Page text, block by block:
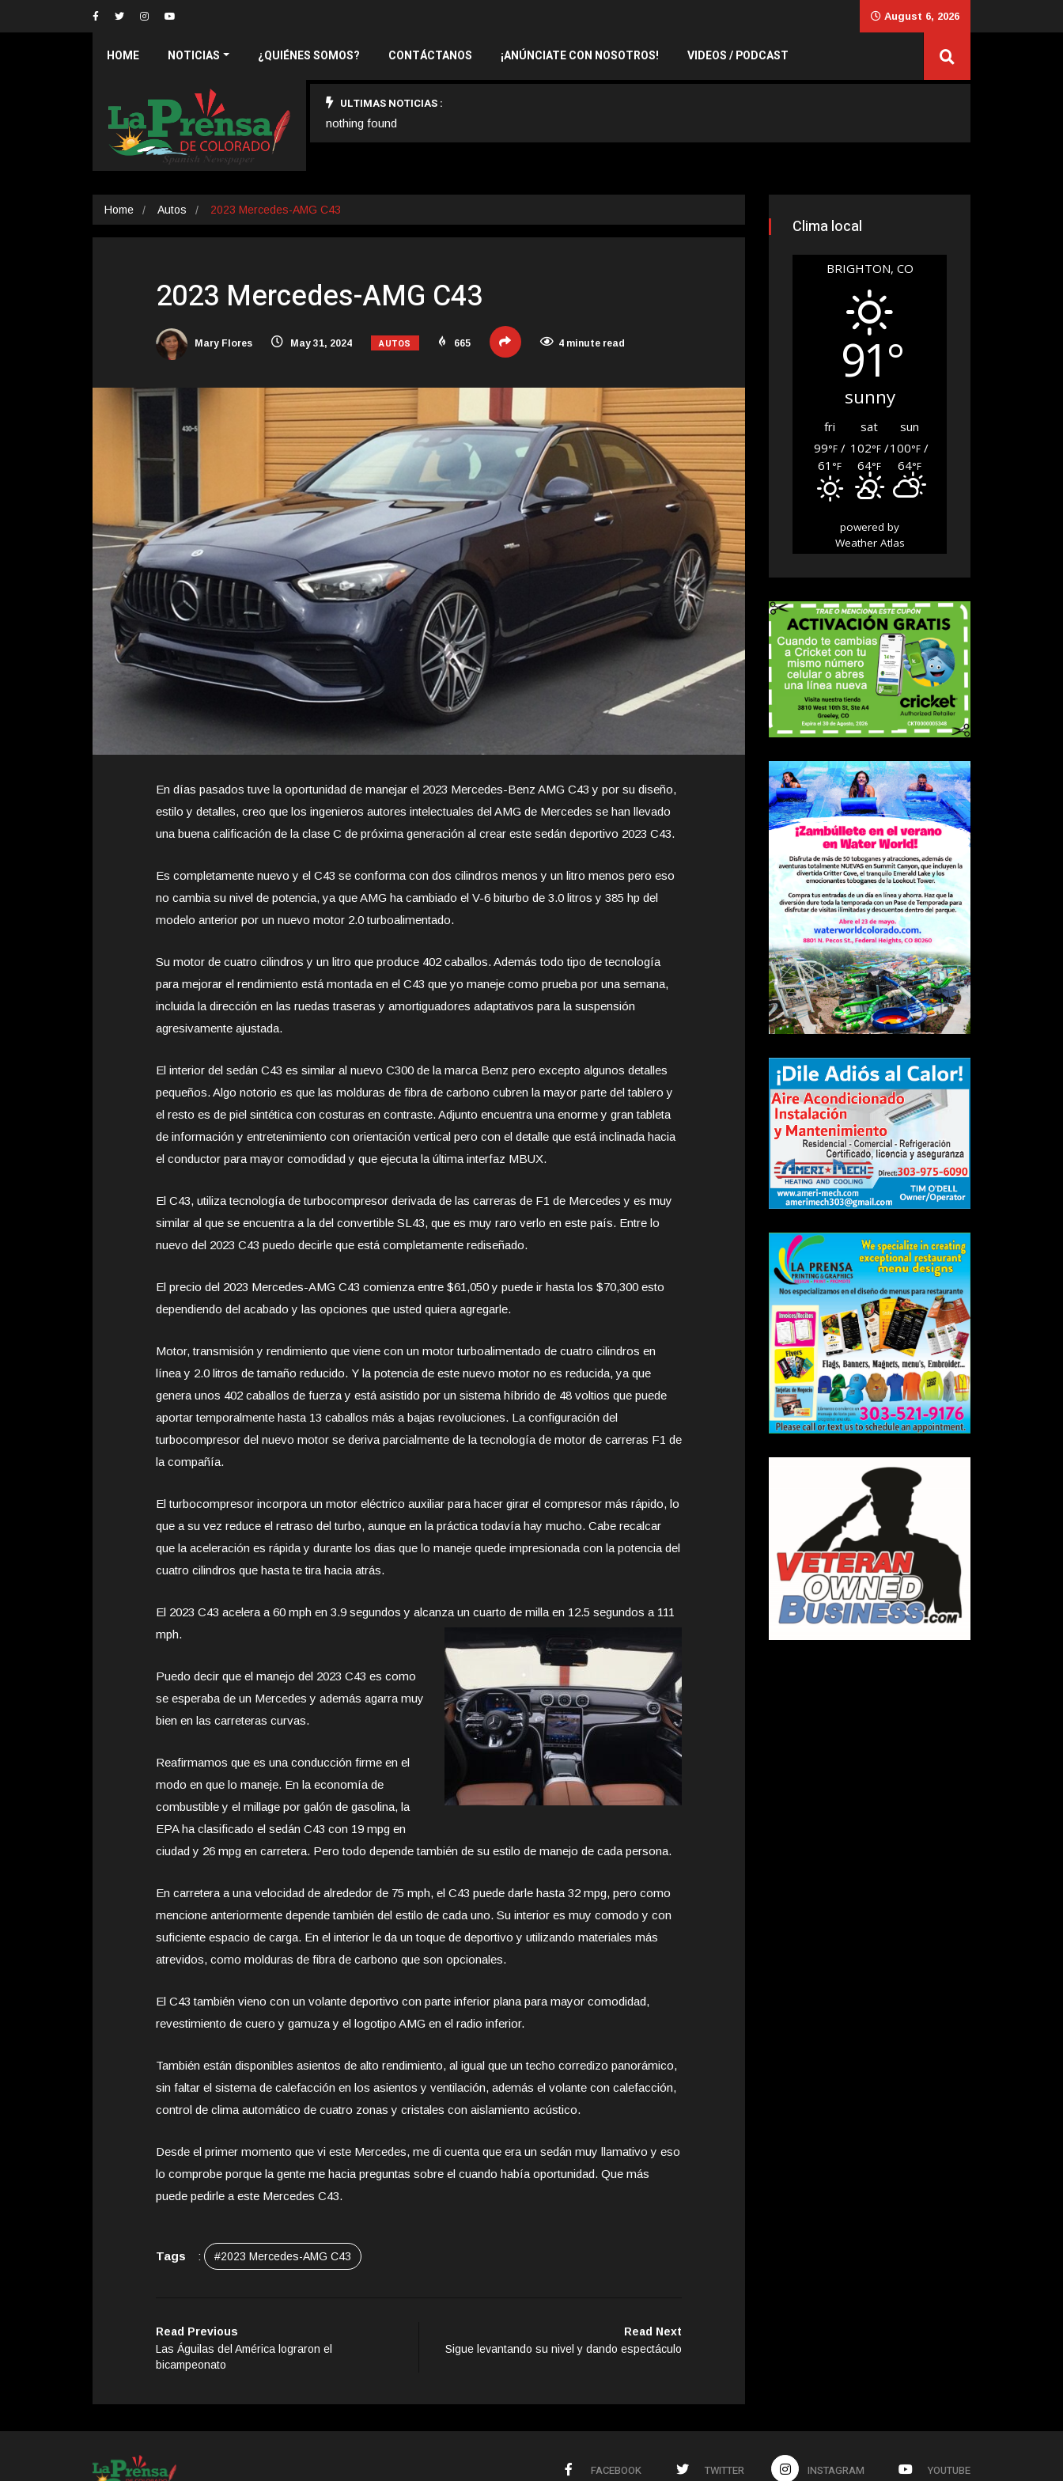
August 6, 2026
HOME NOTICIAS ¿QUIÉNES SOMOS? CONTÁCTANOS ¡ANÚNCIATE CON NOSOTROS! VIDEOS / PODCAST
ULTIMAS NOTICIAS :
nothing found
Home Autos 2023 Mercedes-AMG C43
2023 Mercedes-AMG C43
Mary Flores May 31, 2024 AUTOS 665 4 minute read
En días pasados tuve la oportunidad de manejar el 2023 Mercedes-Benz AMG C43 y por su diseño,
estilo y detalles, creo que los ingenieros autores intelectuales del AMG de Mercedes se han llevado
una buena calificación de la clase C de próxima generación al crear este sedán deportivo 2023 C43.
Es completamente nuevo y el C43 se conforma con dos cilindros menos y un litro menos pero eso
no cambia su nivel de potencia, ya que AMG ha cambiado el V-6 biturbo de 3.0 litros y 385 hp del
modelo anterior por un nuevo motor 2.0 turboalimentado.
Su motor de cuatro cilindros y un litro que produce 402 caballos. Además todo tipo de tecnología
para mejorar el rendimiento está montada en el C43 que yo maneje como prueba por una semana,
incluida la dirección en las ruedas traseras y amortiguadores adaptativos para la suspensión
agresivamente ajustada.
El interior del sedán C43 es similar al nuevo C300 de la marca Benz pero excepto algunos detalles
pequeños. Algo notorio es que las molduras de fibra de carbono cubren la mayor parte del tablero y
el resto es de piel sintética con costuras en contraste. Adjunto encuentra una enorme y gran tableta
de información y entretenimiento con orientación vertical pero con el detalle que está inclinada hacia
el conductor para mayor comodidad y que ejecuta la última interfaz MBUX.
El C43, utiliza tecnología de turbocompresor derivada de las carreras de F1 de Mercedes y es muy
similar al que se encuentra a la del convertible SL43, que es muy raro verlo en este país. Entre lo
nuevo del 2023 C43 puedo decirle que está completamente rediseñado.
El precio del 2023 Mercedes-AMG C43 comienza entre $61,050 y puede ir hasta los $70,300 esto
dependiendo del acabado y las opciones que usted quiera agregarle.
Motor, transmisión y rendimiento que viene con un motor turboalimentado de cuatro cilindros en
línea y 2.0 litros de tamaño reducido. Y la potencia de este nuevo motor no es reducida, ya que
genera unos 402 caballos de fuerza y está asistido por un sistema híbrido de 48 voltios que puede
aportar temporalmente hasta 13 caballos más a bajas revoluciones. La configuración del
turbocompresor del nuevo motor se deriva parcialmente de la tecnología de motor de carreras F1 de
la compañía.
El turbocompresor incorpora un motor eléctrico auxiliar para hacer girar el compresor más rápido, lo
que a su vez reduce el retraso del turbo, aunque en la práctica todavía hay mucho. Cabe recalcar
que la aceleración es rápida y durante los dias que lo maneje quede impresionada con la potencia del
cuatro cilindros que hasta te tira hacia atrás.
El 2023 C43 acelera a 60 mph en 3.9 segundos y alcanza un cuarto de milla en 12.5 segundos a 111
mph.
Puedo decir que el manejo del 2023 C43 es como
se esperaba de un Mercedes y además agarra muy
bien en las carreteras curvas.
Reafirmamos que es una conducción firme en el
modo en que lo maneje. En la economía de
combustible y el millage por galón de gasolina, la
EPA ha clasificado el sedán C43 con 19 mpg en
ciudad y 26 mpg en carretera. Pero todo depende también de su estilo de manejo de cada persona.
En carretera a una velocidad de alrededor de 75 mph, el C43 puede darle hasta 32 mpg, pero como
mencione anteriormente depende también del estilo de cada uno. Su interior es muy comodo y con
suficiente espacio de carga. En el interior le da un toque de deportivo y utilizando materiales más
atrevidos, como molduras de fibra de carbono que son opcionales.
El C43 también vieno con un volante deportivo con parte inferior plana para mayor comodidad,
revestimiento de cuero y gamuza y el logotipo AMG en el radio inferior.
También están disponibles asientos de alto rendimiento, al igual que un techo corredizo panorámico,
sin faltar el sistema de calefacción en los asientos y ventilación, además el volante con calefacción,
control de clima automático de cuatro zonas y cristales con aislamiento acústico.
Desde el primer momento que vi este Mercedes, me di cuenta que era un sedán muy llamativo y eso
lo comprobe porque la gente me hacia preguntas sobre el cuando había oportunidad. Que más
puede pedirle a este Mercedes C43.
Tags : #2023 Mercedes-AMG C43
Read Previous
Las Águilas del América lograron el
bicampeonato
Read Next
Sigue levantando su nivel y dando espectáculo
Clima local
BRIGHTON, CO
91°
sunny
fri sat
sun
99°F /
61 °F
102°F/
64°F
100°F /
64°F
powered by
Weather Atlas
FACEBOOK TWITTER INSTAGRAM YOUTUBE